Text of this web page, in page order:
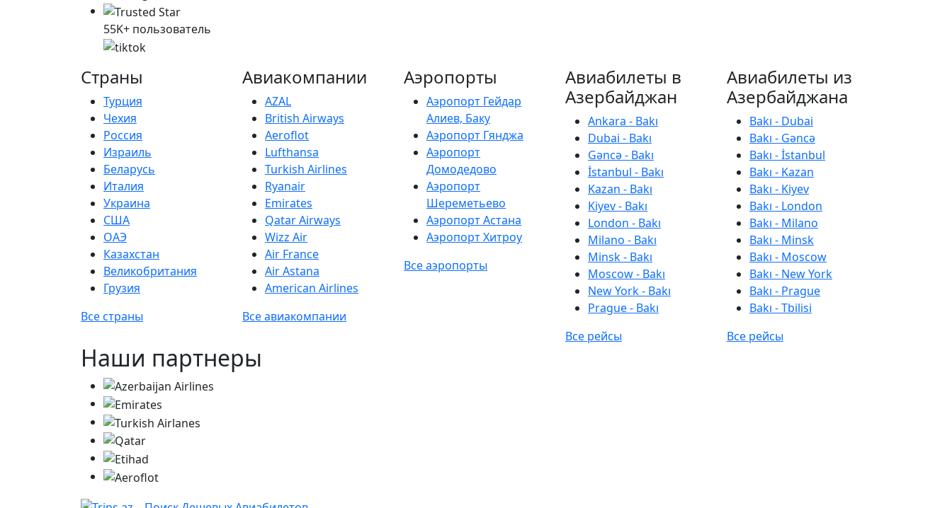
55K+ пользователь
Страны
Турция
Чехия
Россия
Израиль
Беларусь
Италия
Украина
США
ОАЭ
Казахстан
Великобритания
Грузия
Все страны
Авиакомпании
AZAL
British Airways
Aeroflot
Lufthansa
Turkish Airlines
Ryanair
Emirates
Qatar Airways
Wizz Air
Air France
Air Astana
American Airlines
Все авиакомпании
Аэропорты
Аэропорт Гейдар
Алиев, Баку
Аэропорт Гянджа
Аэропорт
Домодедово
Аэропорт
Шереметьево
Аэропорт Астана
Аэропорт Хитроу
Все аэропорты
Авиабилеты в
Азербайджан
Ankara - Bakı
Dubai - Bakı
Gəncə - Bakı
İstanbul - Bakı
Kazan - Bakı
Kiyev - Bakı
London - Bakı
Milano - Bakı
Minsk - Bakı
Moscow - Bakı
New York - Bakı
Prague - Bakı
Все рейсы
Авиабилеты из
Азербайджана
Bakı - Dubai
Bakı - Gəncə
Bakı - İstanbul
Bakı - Kazan
Bakı - Kiyev
Bakı - London
Bakı - Milano
Bakı - Minsk
Bakı - Moscow
Bakı - New York
Bakı - Prague
Bakı - Tbilisi
Все рейсы
Наши партнеры